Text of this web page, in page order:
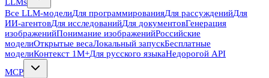
Все LLM-моделиДля программированияДля рассужденийДля
ИИ-агентовДля исследованийДля документовГенерация
изображенийПонимание изображенийРоссийские
моделиОткрытые весаЛокальный запускБесплатные
моделиКонтекст 1M+Для русского языкаНедорогой API
MCP